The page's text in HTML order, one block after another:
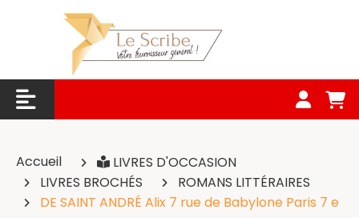
Accueil
LIVRES D'OCCASION
LIVRES BROCHÉS
ROMANS LITTÉRAIRES
DE SAINT ANDRÉ Alix 7 rue de Babylone Paris 7 e